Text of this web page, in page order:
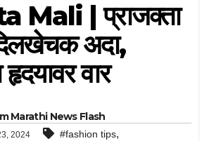
Mali | प्राजक्ता
अदा,
हृदयावर वार
Marathi News Flash
2024 #fashion tips,